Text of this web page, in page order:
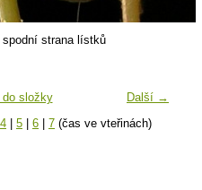
strana lístků
Další →
do složky
4 | 5 | 6 | 7 (čas ve vteřinách)